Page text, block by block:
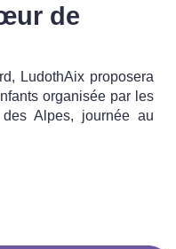
de
LudothAix proposera
organisée par les
Alpes, journée au